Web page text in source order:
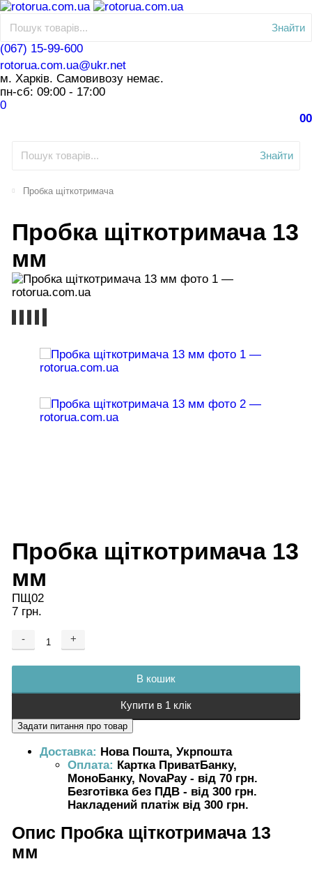
Знайти
(067) 15-99-600
rotorua.com.ua@ukr.net
м. Харків. Самовивозу немає.
пн-сб: 09:00 - 17:00
0
00
Знайти
Пробка щіткотримача
Пробка щіткотримача 13
мм
Пробка щіткотримача 13
мм
ПЩ02
7 грн.
- +
В кошик
Купити в 1 клік
Доставка: Нова Пошта, Укрпошта
Оплата: Картка ПриватБанку,
МоноБанку, NovaPay - від 70 грн.
Безготівка без ПДВ - від 300 грн.
Накладений платіж від 300 грн.
Опис Пробка щіткотримача 13
мм